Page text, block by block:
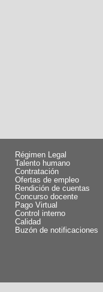
Régimen Legal
Talento humano
Contratación
Ofertas de empleo
Rendición de cuentas
Concurso docente
Pago Virtual
Control interno
Calidad
Buzón de notificaciones